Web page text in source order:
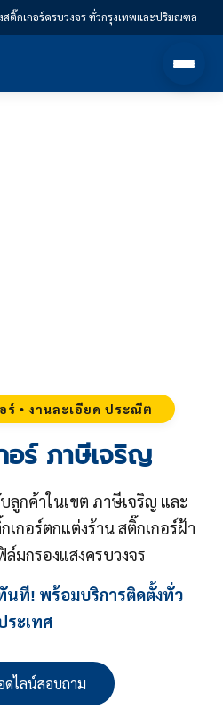
ติ๊กเกอร์ครบวงจร ทั่วกรุงเทพและปริมณฑล
• งานละเอียด ประณีต
อร์ ภาษีเจริญ
กค้าในเขต ภาษีเจริญ และ
กอร์ตกแต่งร้าน สติ๊กเกอร์ฝ้า
มกรองแสงครบวงจร
นที! พร้อมบริการติดตั้งทั่ว
ระเทศ
ดไลน์สอบถาม